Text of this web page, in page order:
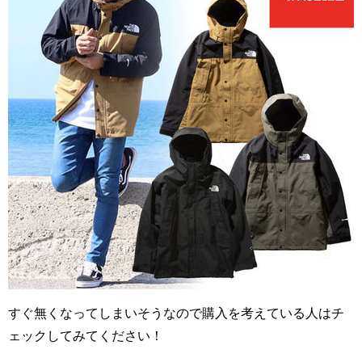
すぐ無くなってしまいそうなので購入を考えている人はチ
ェックしてみてください！